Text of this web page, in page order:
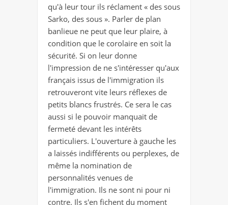
qu'à leur tour ils réclament « des sous
Sarko, des sous ». Parler de plan
banlieue ne peut que leur plaire, à
condition que le corolaire en soit la
sécurité. Si on leur donne
l'impression de ne s'intéresser qu'aux
français issus de l'immigration ils
retrouveront vite leurs réflexes de
petits blancs frustrés. Ce sera le cas
aussi si le pouvoir manquait de
fermeté devant les intérêts
particuliers. L'ouverture à gauche les
a laissés indifférents ou perplexes, de
même la nomination de
personnalités venues de
l'immigration. Ils ne sont ni pour ni
contre. Ils s'en fichent du moment